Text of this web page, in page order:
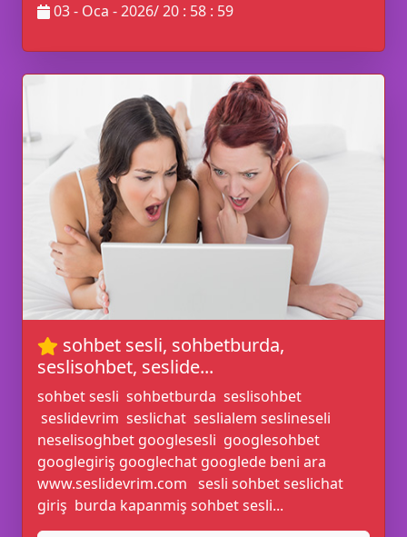
🖥️
🎊
03 - Oca - 2026/ 20 : 58 : 59
sohbet sesli, sohbetburda,
seslisohbet, seslide...
sohbet sesli sohbetburda seslisohbet
seslidevrim seslichat seslialem seslineseli
neselisoghbet googlesesli googlesohbet
googlegiriş googlechat googlede beni ara
www.seslidevrim.com sesli sohbet seslichat
giriş burda kapanmiş sohbet sesli...